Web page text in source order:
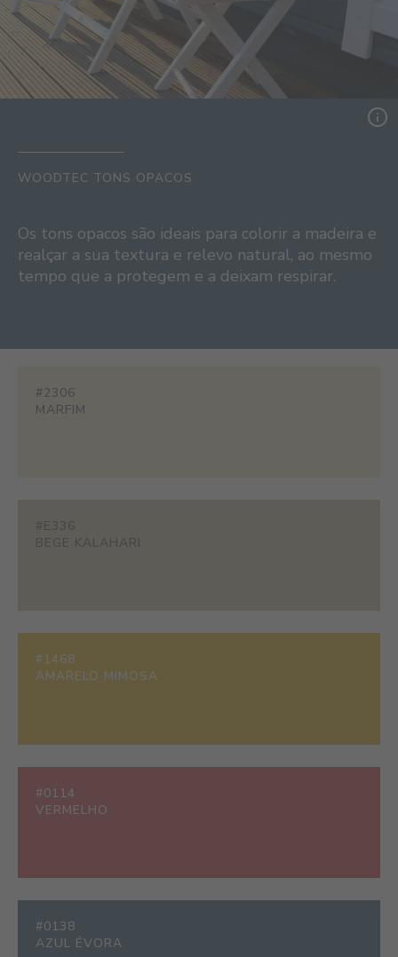
WOODTEC TONS OPACOS
Os tons opacos são ideais para colorir a madeira e
realçar a sua textura e relevo natural, ao mesmo
tempo que a protegem e a deixam respirar.
#2306
MARFIM
#E336
BEGE KALAHARI
#1468
AMARELO MIMOSA
#0114
VERMELHO
#0138
AZUL ÉVORA